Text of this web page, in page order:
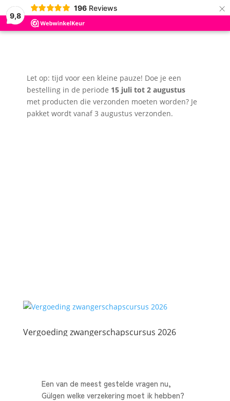
9,8
196 Reviews ×
Let op: tijd voor een kleine pauze! Doe je een
bestelling in de periode 15 juli tot 2 augustus
met producten die verzonden moeten worden? Je
pakket wordt vanaf 3 augustus verzonden.
Vergoeding zwangerschapscursus 2026
Een van de meest gestelde vragen nu,
Gülgen welke verzekering moet ik hebben?